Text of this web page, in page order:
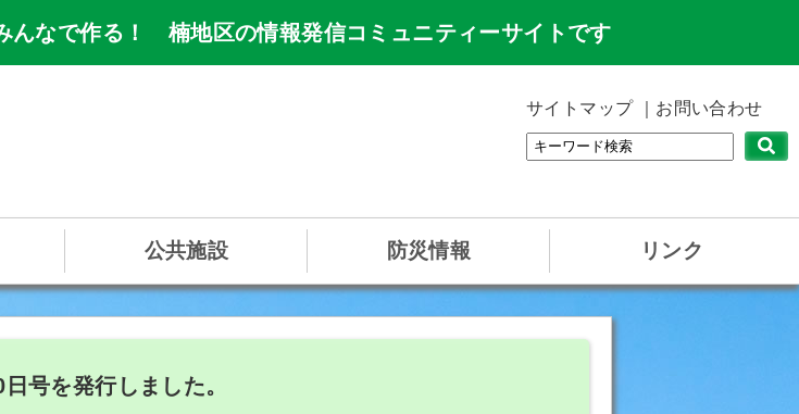
なで作る！ 楠地区の情報発信コミュニティーサイトです
サイトマップ お問い合わせ
公共施設 防災情報 リンク
号を発行しました。